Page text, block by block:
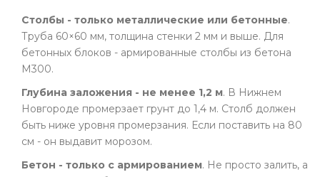
Столбы - только металлические или бетонные.
Труба 60×60 мм, толщина стенки 2 мм и выше. Для
бетонных блоков - армированные столбы из бетона
М300.
Глубина заложения - не менее 1,2 м. В Нижнем
Новгороде промерзает грунт до 1,4 м. Столб должен
быть ниже уровня промерзания. Если поставить на 80
см - он выдавит морозом.
Бетон - только с армированием. Не просто залить, а